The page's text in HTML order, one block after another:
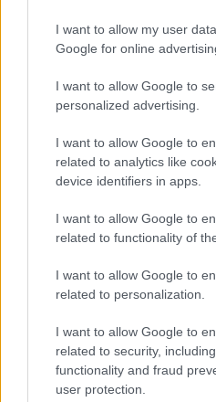
I want to allow my user
Google for online
I want to allow Google to
personalized advertising.
I want to allow Google to
related to analytics like
device identifiers in apps.
I want to allow Google to
related to functionality of
I want to allow Google to
related to personalization.
I want to allow Google to
related to security,
functionality and fraud
user protection.
ΠΟΔΟΣΦΑΙΡΟ ΑΕΚ
Σε ελεύθερο κανάλι το
και ΟΦΗ
ΠΟΔΟΣΦΑΙΡΟ ΑΕΚ